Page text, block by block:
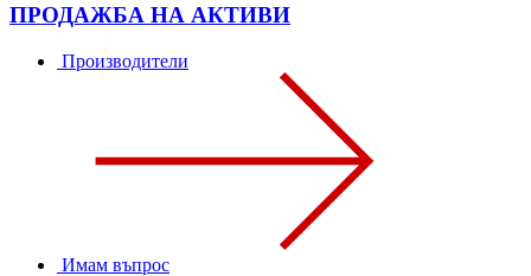
ПРОДАЖБА НА АКТИВИ
Производители
Имам въпрос